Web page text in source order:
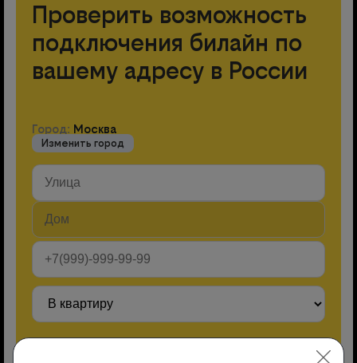
Проверить возможность
подключения билайн по
вашему адресу в России
Город: Москва
Изменить город